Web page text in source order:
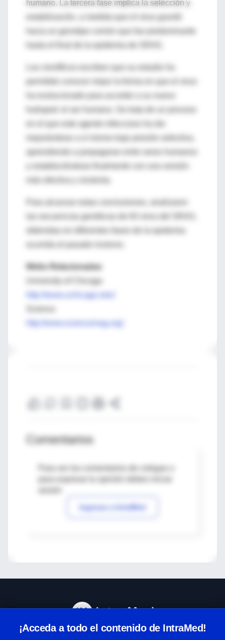
humano. La tercera fase implica la selección y
hacia un genotipo común que fue predominante
huésped: el ser humano. Se trata de un proceso
en el que este agente infeccioso ha ido
aprendiendo a propagarse entre seres humanos
las secuencias genéticas de 63 virus del SRAS,
Webs Relacionadas
University of Chicago
http://www.uchicago.edu/
http://www.sciencemag.org/
Comentarios
Para ver los comentarios de colegas o
Ingresar a IntraMed
¡Acceda a todo el contenido de IntraMed!